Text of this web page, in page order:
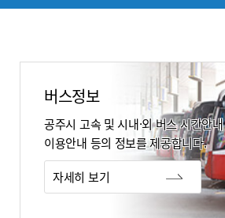
버스정보
공주시 고속 및 시내·외 버스 시간안
이용안내 등의 정보를 제공합니다.​
자세히 보기